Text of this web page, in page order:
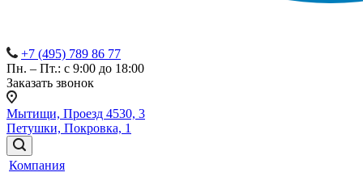
+7 (495) 789 86 77
Пн. – Пт.: с 9:00 до 18:00
Заказать звонок
Мытищи, Проезд 4530, 3
Петушки, Покровка, 1
Компания